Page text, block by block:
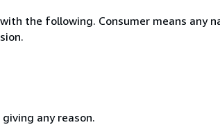
the following. Consumer means any
any reason.